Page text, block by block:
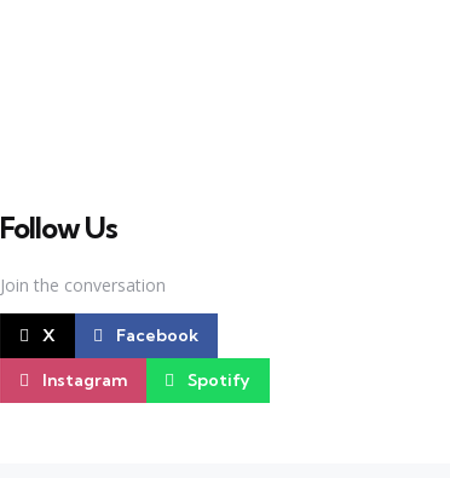
Follow Us
Join the conversation
X Facebook
Instagram Spotify